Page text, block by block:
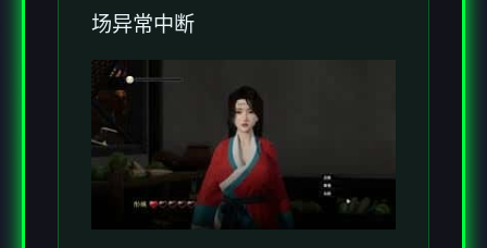
场异常中断